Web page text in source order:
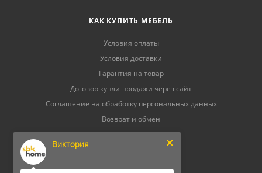
КАК КУПИТЬ МЕБЕЛЬ
Условия оплаты
Условия доставки
Гарантия на товар
Договор купли-продажи через сайт
Соглашение на обработку персональных данных
Возврат и обмен
Уход за мебелью
Виктория